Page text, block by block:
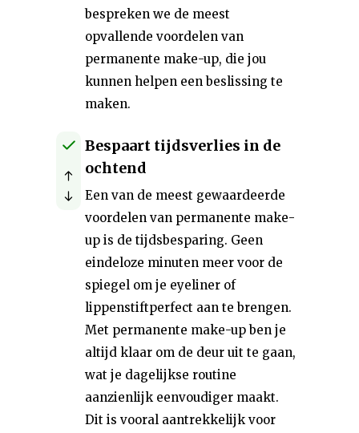
bespreken we de meest
opvallende voordelen van
permanente make-up, die jou
kunnen helpen een beslissing te
maken.
Bespaart tijdsverlies in de
ochtend
Een van de meest gewaardeerde
voordelen van permanente make-
up is de tijdsbesparing. Geen
eindeloze minuten meer voor de
spiegel om je eyeliner of
lippenstiftperfect aan te brengen.
Met permanente make-up ben je
altijd klaar om de deur uit te gaan,
wat je dagelijkse routine
aanzienlijk eenvoudiger maakt.
Dit is vooral aantrekkelijk voor